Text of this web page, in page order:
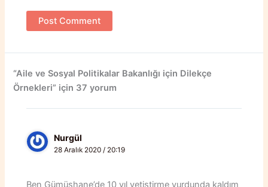
“Aile ve Sosyal Politikalar Bakanlığı için Dilekçe
Örnekleri” için 37 yorum
Nurgül
28 Aralık 2020 / 20:19
Ben Gümüşhane’de 10 yıl yetiştirme yurdunda kaldım